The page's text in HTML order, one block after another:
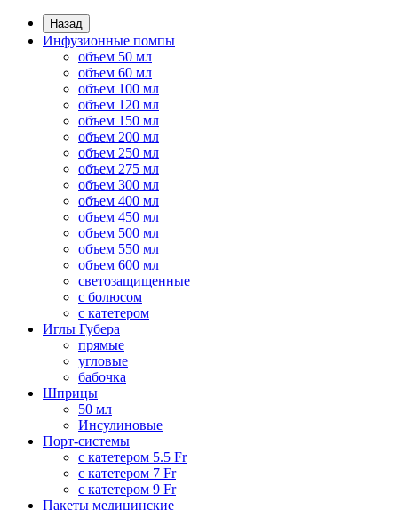
Назад
Инфузионные помпы
объем 50 мл
объем 60 мл
объем 100 мл
объем 120 мл
объем 150 мл
объем 200 мл
объем 250 мл
объем 275 мл
объем 300 мл
объем 400 мл
объем 450 мл
объем 500 мл
объем 550 мл
объем 600 мл
светозащищенные
с болюсом
с катетером
Иглы Губера
прямые
угловые
бабочка
Шприцы
50 мл
Инсулиновые
Порт-системы
с катетером 5.5 Fr
с катетером 7 Fr
с катетером 9 Fr
Пакеты медицинские